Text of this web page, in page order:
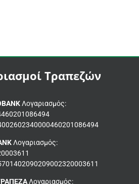
Τραπεζών
Λογαριασμός:
Λογαριασμός:
Λογαριασμός: